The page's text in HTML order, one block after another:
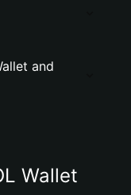
and
Wallet